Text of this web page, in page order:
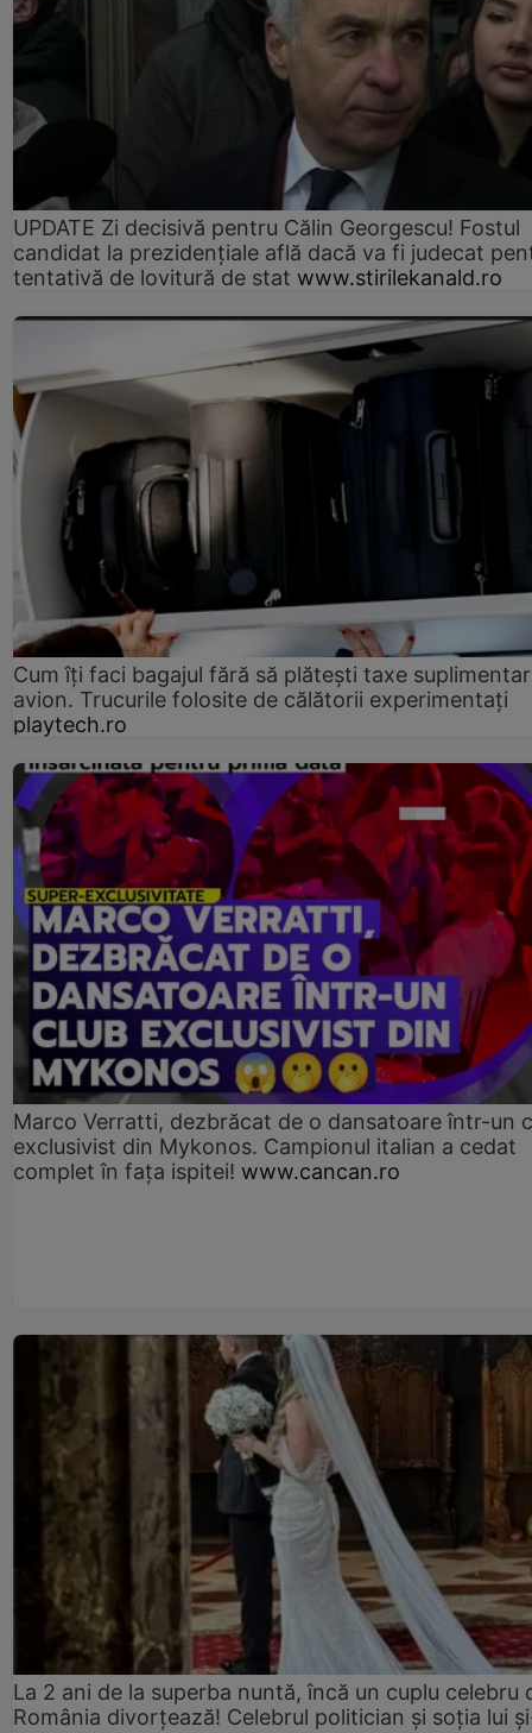
UPDATE Zi decisivă pentru Călin Georgescu! Fostul
candidat la prezidențiale află dacă va fi judecat
tentativă de lovitură de stat www.stirilekanald.ro
Cum îți faci bagajul fără să plătești taxe
avion. Trucurile folosite de călătorii experimentați
playtech.ro
Marco Verratti, dezbrăcat de o dansatoare într-un
exclusivist din Mykonos. Campionul italian a cedat
complet în fața ispitei! www.cancan.ro
La 2 ani de la superba nuntă, încă un cuplu celebru
România divorțează! Celebrul politician și soția lui